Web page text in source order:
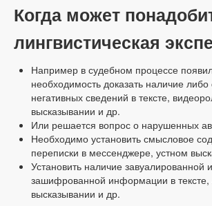
Когда может
лингвистическая
Например в судебном процессе
необходимость доказать наличие либо
негативных сведений в тексте,
высказывании и др.
Или решается вопрос о нарушенных
Необходимо установить смысловое
переписки в мессенджере, устном
Установить наличие завуалированной
зашифрованной информации в тексте,
высказывании и др.